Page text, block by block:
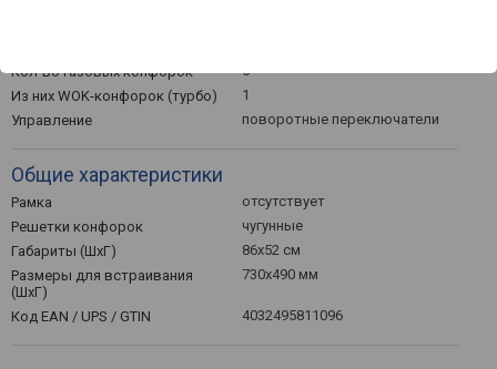
Кол-во газовых конфорок
5
Из них WOK-конфорок (турбо)
1
Управление
поворотные переключатели
Общие характеристики
Рамка
отсутствует
Решетки конфорок
чугунные
Габариты (ШхГ)
86x52 см
Размеры для встраивания
(ШхГ)
730x490 мм
Код EAN / UPS / GTIN 4032495811096